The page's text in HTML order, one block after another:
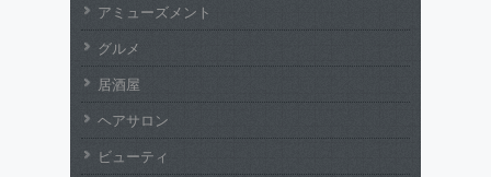
アミューズメント
グルメ
居酒屋
ヘアサロン
ビューティ